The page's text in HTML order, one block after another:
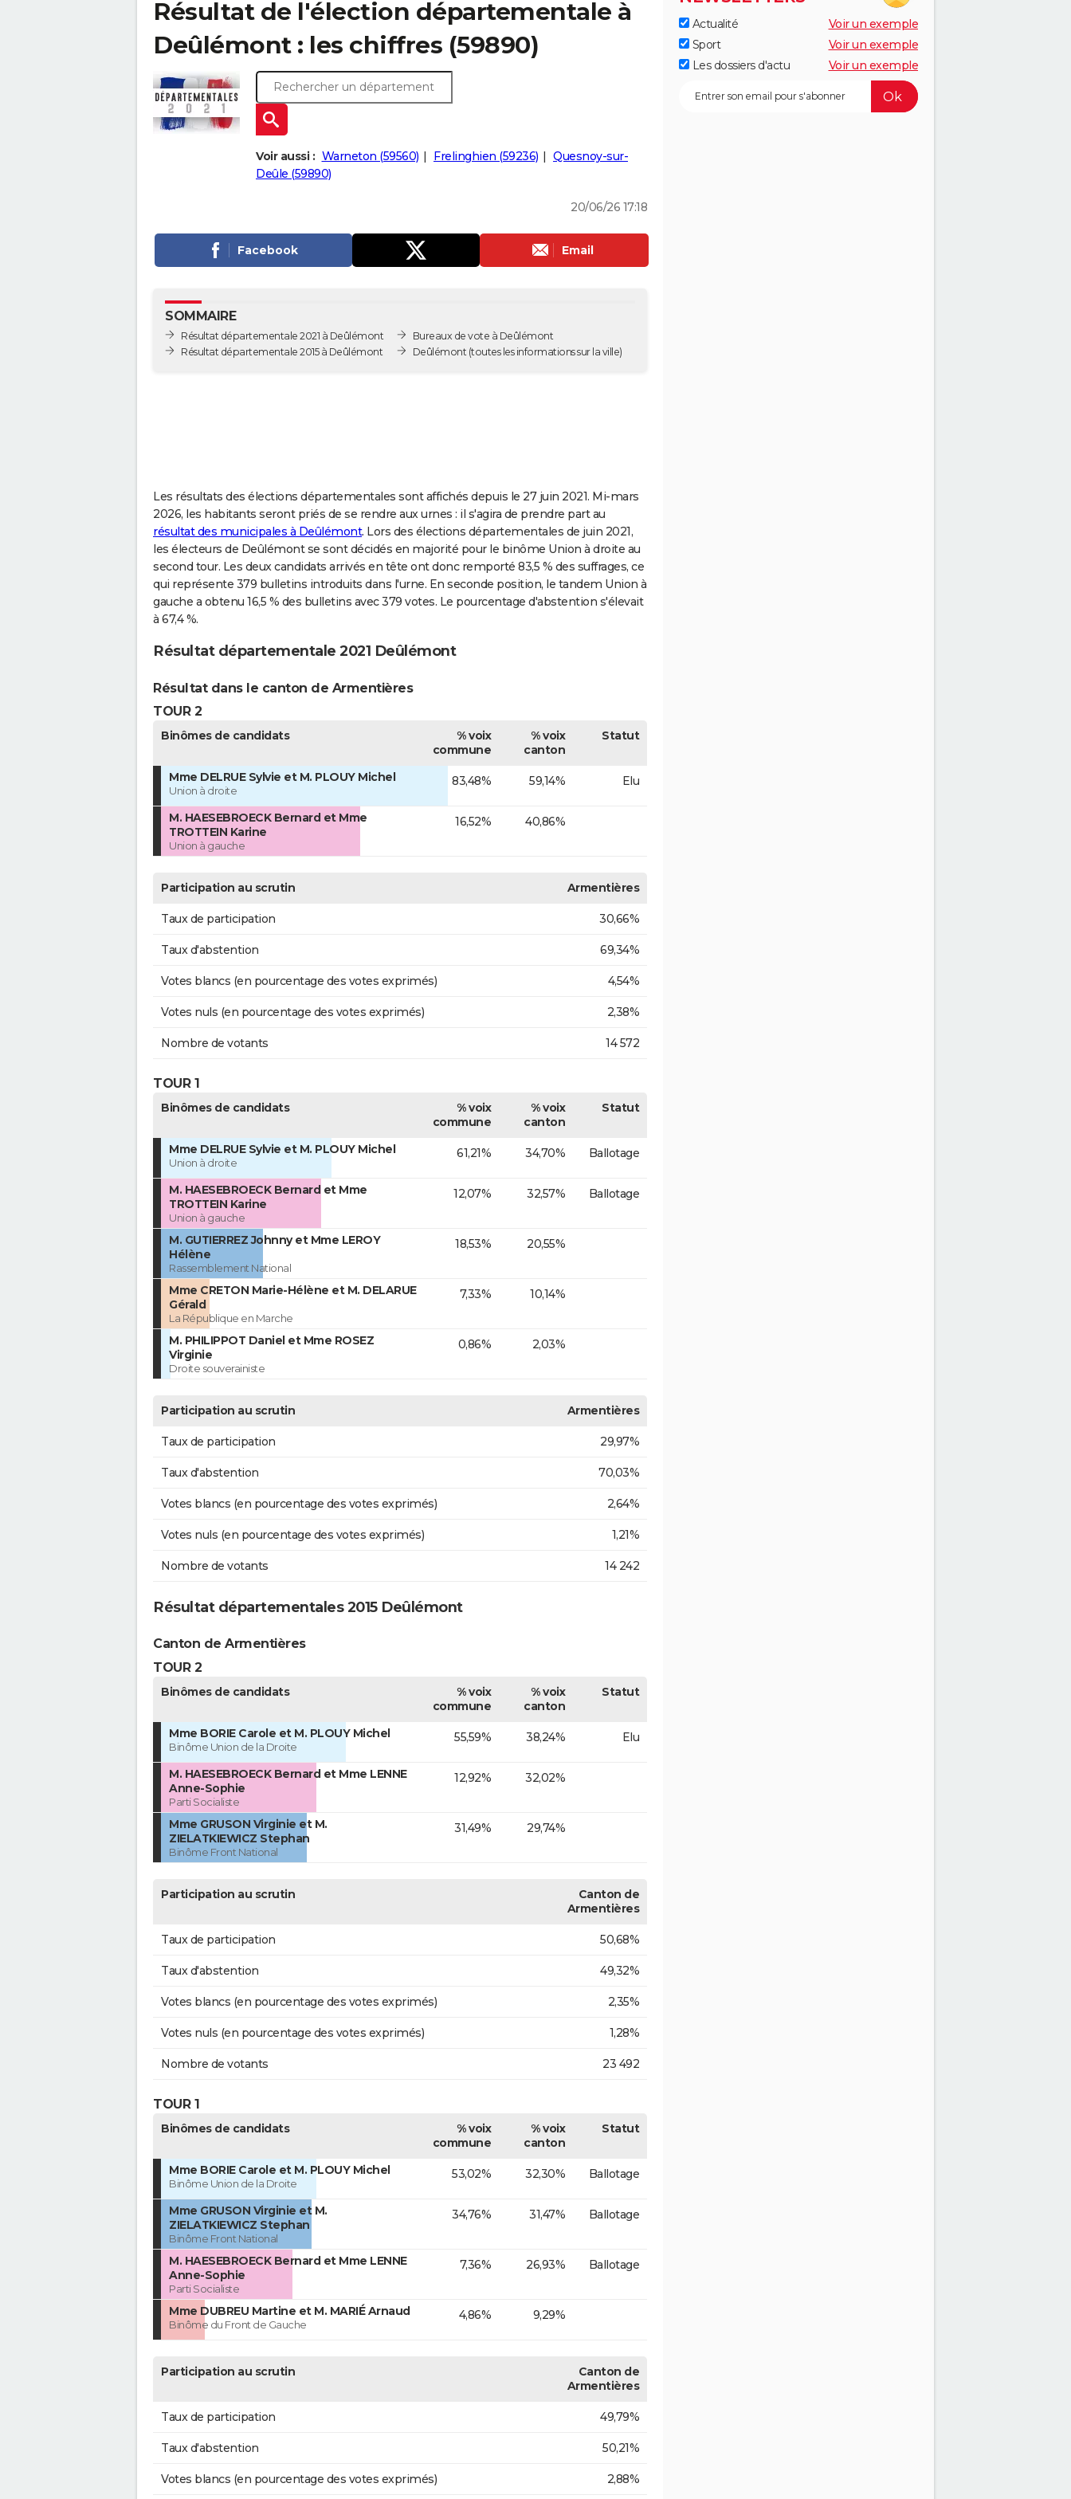
Résultat de l'élection départementale à
Deûlémont : les chiffres (59890)
Voir aussi : Warneton (59560) Frelinghien (59236)
Quesnoy-sur-
Deûle (59890)
20/06/26 17:18
Facebook Email
SOMMAIRE
Résultat départementale 2021 à Deûlémont
Résultat départementale 2015 à Deûlémont
Bureaux de vote à Deûlémont
Deûlémont (toutes les informations sur la ville)
Les résultats des élections départementales sont affichés depuis le 27 juin 2021. Mi-mars
2026, les habitants seront priés de se rendre aux urnes : il s'agira de prendre part au
résultat des municipales à Deûlémont. Lors des élections départementales de juin 2021,
les électeurs de Deûlémont se sont décidés en majorité pour le binôme Union à droite au
second tour. Les deux candidats arrivés en tête ont donc remporté 83,5 % des suffrages, ce
qui représente 379 bulletins introduits dans l'urne. En seconde position, le tandem Union à
gauche a obtenu 16,5 % des bulletins avec 379 votes. Le pourcentage d'abstention s'élevait
à 67,4 %.
Résultat départementale 2021 Deûlémont
Résultat dans le canton de Armentières
TOUR 2
Binômes de candidats
% voix
commune
% voix
canton
Statut
Mme DELRUE Sylvie et M. PLOUY Michel
Union à droite
83,48% 59,14% Elu
M. HAESEBROECK Bernard et Mme
TROTTEIN Karine
Union à gauche
16,52% 40,86%
Participation au scrutin Armentières
Taux de participation 30,66%
Taux d'abstention 69,34%
Votes blancs (en pourcentage des votes exprimés) 4,54%
Votes nuls (en pourcentage des votes exprimés) 2,38%
Nombre de votants 14 572
TOUR 1
Binômes de candidats
% voix
commune
% voix
canton
Statut
Mme DELRUE Sylvie et M. PLOUY Michel
Union à droite
61,21% 34,70% Ballotage
M. HAESEBROECK Bernard et Mme
TROTTEIN Karine
Union à gauche
12,07% 32,57% Ballotage
M. GUTIERREZ Johnny et Mme LEROY
Hélène
Rassemblement National
18,53% 20,55%
Mme CRETON Marie-Hélène et M. DELARUE
Gérald
La République en Marche
7,33% 10,14%
M. PHILIPPOT Daniel et Mme ROSEZ
Virginie
Droite souverainiste
0,86% 2,03%
Participation au scrutin Armentières
Taux de participation 29,97%
Taux d'abstention 70,03%
Votes blancs (en pourcentage des votes exprimés) 2,64%
Votes nuls (en pourcentage des votes exprimés) 1,21%
Nombre de votants 14 242
Résultat départementales 2015 Deûlémont
Canton de Armentières
TOUR 2
Binômes de candidats
% voix
commune
% voix
canton
Statut
Mme BORIE Carole et M. PLOUY Michel
Binôme Union de la Droite
55,59% 38,24% Elu
M. HAESEBROECK Bernard et Mme LENNE
Anne-Sophie
Parti Socialiste
12,92% 32,02%
Mme GRUSON Virginie et M.
ZIELATKIEWICZ Stephan
Binôme Front National
31,49% 29,74%
Participation au scrutin
Canton de
Armentières
Taux de participation 50,68%
Taux d'abstention 49,32%
Votes blancs (en pourcentage des votes exprimés) 2,35%
Votes nuls (en pourcentage des votes exprimés) 1,28%
Nombre de votants 23 492
TOUR 1
Binômes de candidats
% voix
commune
% voix
canton
Statut
Mme BORIE Carole et M. PLOUY Michel
Binôme Union de la Droite
53,02% 32,30% Ballotage
Mme GRUSON Virginie et M.
ZIELATKIEWICZ Stephan
Binôme Front National
34,76% 31,47% Ballotage
M. HAESEBROECK Bernard et Mme LENNE
Anne-Sophie
Parti Socialiste
7,36% 26,93% Ballotage
Mme DUBREU Martine et M. MARIÉ Arnaud
Binôme du Front de Gauche
4,86% 9,29%
Participation au scrutin
Canton de
Armentières
Taux de participation 49,79%
Taux d'abstention 50,21%
Votes blancs (en pourcentage des votes exprimés) 2,88%
Actualité
Voir un exemple
Sport
Voir un exemple
Les dossiers d'actu
Voir un exemple